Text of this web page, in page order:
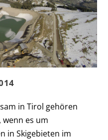
in Tirol gehören
es um
in Skigebieten im